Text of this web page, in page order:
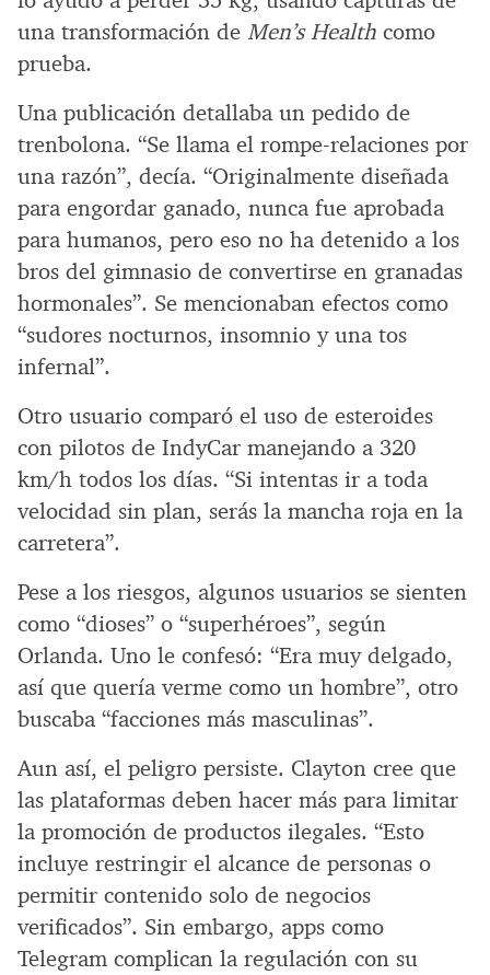
una transformación de Men’s Health como
prueba.
Una publicación detallaba un pedido de
trenbolona. “Se llama el rompe-relaciones por
una razón”, decía. “Originalmente diseñada
para engordar ganado, nunca fue aprobada
para humanos, pero eso no ha detenido a los
bros del gimnasio de convertirse en granadas
hormonales”. Se mencionaban efectos como
“sudores nocturnos, insomnio y una tos
infernal”.
Otro usuario comparó el uso de esteroides
con pilotos de IndyCar manejando a 320
km/h todos los días. “Si intentas ir a toda
velocidad sin plan, serás la mancha roja en la
carretera”.
Pese a los riesgos, algunos usuarios se sienten
como “dioses” o “superhéroes”, según
Orlanda. Uno le confesó: “Era muy delgado,
así que quería verme como un hombre”, otro
buscaba “facciones más masculinas”.
Aun así, el peligro persiste. Clayton cree que
las plataformas deben hacer más para limitar
la promoción de productos ilegales. “Esto
incluye restringir el alcance de personas o
permitir contenido solo de negocios
verificados”. Sin embargo, apps como
Telegram complican la regulación con su